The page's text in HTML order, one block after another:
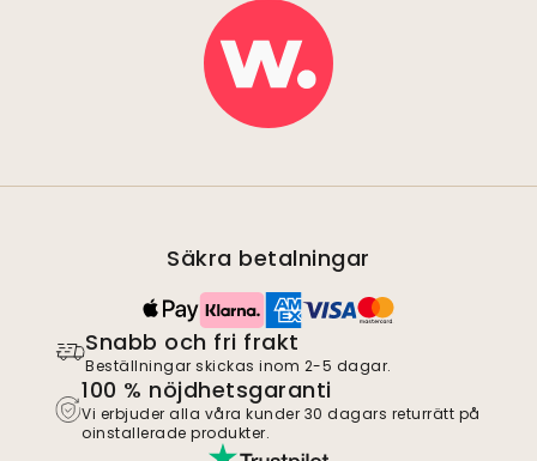
Säkra betalningar
Snabb och fri frakt
Beställningar skickas inom 2-5 dagar.
100 % nöjdhetsgaranti
Vi erbjuder alla våra kunder 30 dagars returrätt på
oinstallerade produkter.